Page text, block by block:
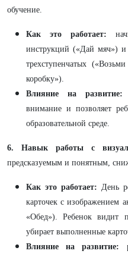
обучение.
Как это работает:
инструкций («Дай мяч»)
трехступенчатых
коробку»).
Влияние на развитие:
внимание и позволяет
образовательной среде.
6. Навык работы с
предсказуемым и понятным,
Как это работает: День
карточек с изображением
«Обед»). Ребенок видит
убирает выполненные
Влияние на развитие: